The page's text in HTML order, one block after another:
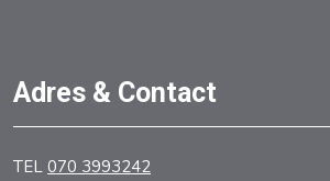
Adres & Contact
TEL 070 3993242